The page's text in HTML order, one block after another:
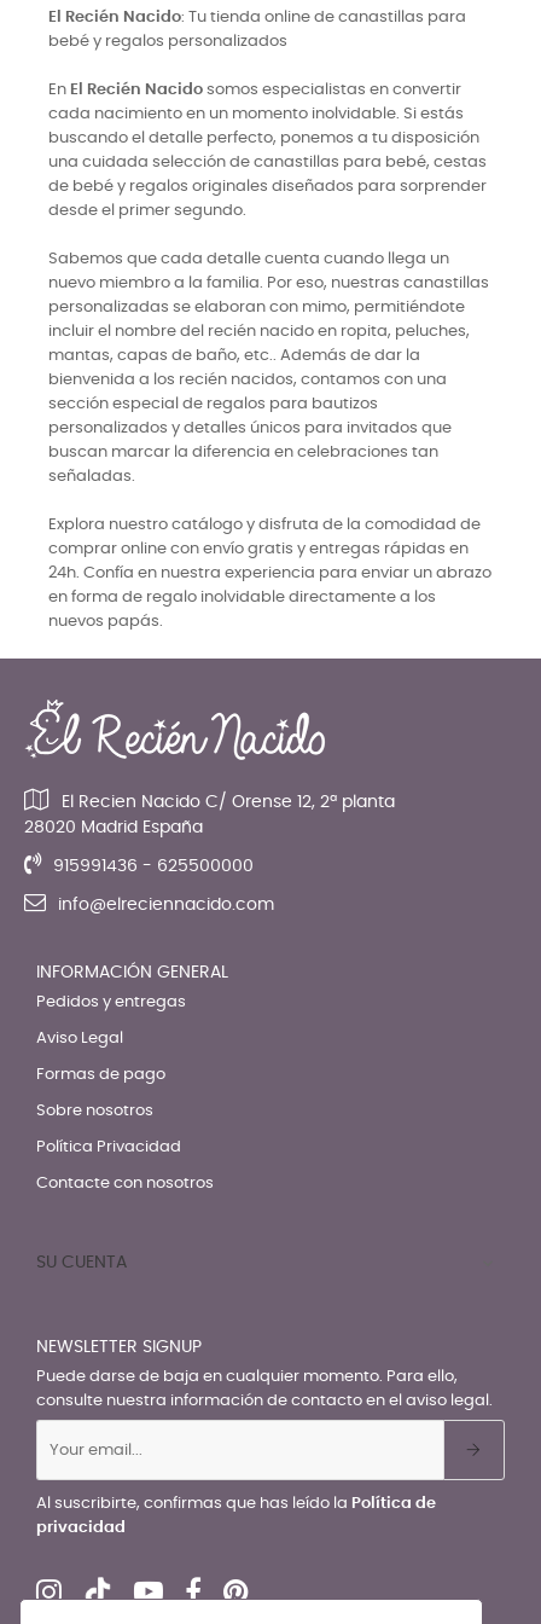
El Recién Nacido: Tu tienda online de canastillas para
bebé y regalos personalizados
En El Recién Nacido somos especialistas en convertir
cada nacimiento en un momento inolvidable. Si estás
buscando el detalle perfecto, ponemos a tu disposición
una cuidada selección de canastillas para bebé, cestas
de bebé y regalos originales diseñados para sorprender
desde el primer segundo.
Sabemos que cada detalle cuenta cuando llega un
nuevo miembro a la familia. Por eso, nuestras canastillas
personalizadas se elaboran con mimo, permitiéndote
incluir el nombre del recién nacido en ropita, peluches,
mantas, capas de baño, etc.. Además de dar la
bienvenida a los recién nacidos, contamos con una
sección especial de regalos para bautizos
personalizados y detalles únicos para invitados que
buscan marcar la diferencia en celebraciones tan
señaladas.
Explora nuestro catálogo y disfruta de la comodidad de
comprar online con envío gratis y entregas rápidas en
24h. Confía en nuestra experiencia para enviar un abrazo
en forma de regalo inolvidable directamente a los
nuevos papás.
El Recien Nacido C/ Orense 12, 2ª planta
28020 Madrid España
915991436 - 625500000
info@elreciennacido.com
INFORMACIÓN GENERAL
Pedidos y entregas
Aviso Legal
Formas de pago
Sobre nosotros
Política Privacidad
Contacte con nosotros
SU CUENTA
NEWSLETTER SIGNUP
Puede darse de baja en cualquier momento. Para ello,
consulte nuestra información de contacto en el aviso legal.
Al suscribirte, confirmas que has leído la Política de
privacidad